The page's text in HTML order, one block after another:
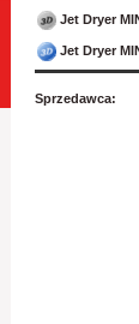
Jet Dryer
Jet Dryer
Sprzedawca: